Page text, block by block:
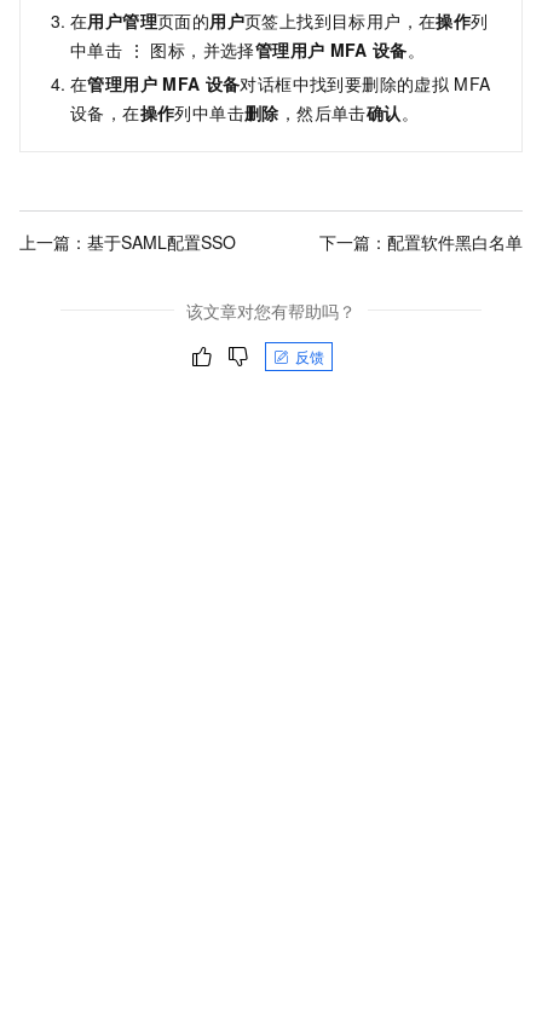
在用户管理页面的用户页签上找到目标用户，在操作列
中单击 ⋮ 图标， 并选择管理用户 MFA 设备。
在管理用户 MFA 设备对话框中找到要删除的虚拟 MFA
设备，在操作列中单击删除 ，然后单击确认 。
上一篇： 基于SAML配置SSO 下一篇： 配置软件黑白名单
该文章对您有帮助吗？
反馈